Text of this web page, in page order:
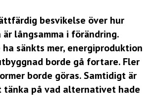
besvikelse över hur
långsamma i förändring.
sänkts mer, energiproduktion
borde gå fortare. Fler
borde göras. Samtidigt är
på vad alternativet hade